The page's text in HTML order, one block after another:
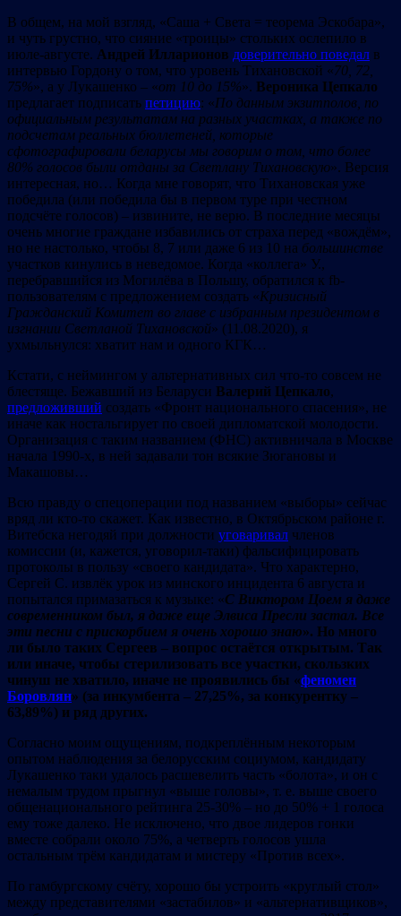
В общем, на мой взгляд, «Саша + Света = теорема Эскобара»,
и чуть грустно, что сияние «троицы» стольких ослепило в
июле-августе. Андрей Илларионов доверительно поведал в
интервью Гордону о том, что уровень Тихановской «70, 72,
75%», а у Лукашенко – «от 10 до 15%». Вероника Цепкало
предлагает подписать петицию: «По данным экзитполов, по
официальным результатам на разных участках, а также по
подсчетам реальных бюллетеней, которые
сфотографировали беларусы мы говорим о том, что более
80% голосов были отданы за Светлану Тихановскую». Версия
интересная, но… Когда мне говорят, что Тихановская уже
победила (или победила бы в первом туре при честном
подсчёте голосов) – извините, не верю. В последние месяцы
очень многие граждане избавились от страха перед «вождём»,
но не настолько, чтобы 8, 7 или даже 6 из 10 на большинстве
участков кинулись в неведомое. Когда «коллега» У.,
перебравшийся из Могилёва в Польшу, обратился к fb-
пользователям с предложением создать «Кризисный
Гражданский Комитет во главе с избранным президентом в
изгнании Светланой Тихановской» (11.08.2020), я
ухмыльнулся: хватит нам и одного КГК…
Кстати, с неймингом у альтернативных сил что-то совсем не
блестяще. Бежавший из Беларуси Валерий Цепкало,
предложивший создать «Фронт национального спасения», не
иначе как ностальгирует по своей дипломатской молодости.
Организация с таким названием (ФНС) активничала в Москве
начала 1990-х, в ней задавали тон всякие Зюгановы и
Макашовы…
Всю правду о спецоперации под названием «выборы» сейчас
вряд ли кто-то скажет. Как известно, в Октябрьском районе г.
Витебска негодяй при должности уговаривал членов
комиссии (и, кажется, уговорил-таки) фальсифицировать
протоколы в пользу «своего кандидата». Что характерно,
Сергей С. извлёк урок из минского инцидента 6 августа и
попытался примазаться к музыке: «С Виктором Цоем я даже
современником был, я даже еще Элвиса Пресли застал. Все
эти песни с прискорбием я очень хорошо знаю». Но много
ли было таких Сергеев – вопрос остаётся открытым. Так
или иначе, чтобы стерилизовать все участки, скользких
чинуш не хватило, иначе не проявились бы «феномен
Боровлян» (за инкумбента – 27,25%, за конкурентку –
63,89%) и ряд других.
Согласно моим ощущениям, подкреплённым некоторым
опытом наблюдения за белорусским социумом, кандидату
Лукашенко таки удалось расшевелить часть «болота», и он с
немалым трудом прыгнул «выше головы», т. е. выше своего
общенационального рейтинга 25-30% – но до 50% + 1 голоса
ему тоже далеко. Не исключено, что двое лидеров гонки
вместе собрали около 75%, а четверть голосов ушла
остальным трём кандидатам и мистеру «Против всех».
По гамбургскому счёту, хорошо бы устроить «круглый стол»
между представителями «застабилов» и «альтернативщиков»,